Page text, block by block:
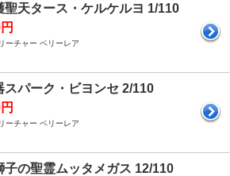
聖天タース・ケルケルヨ 1/110
ーチャー ベリーレア
スパーク・ビヨンセ 2/110
ーチャー ベリーレア
子の聖霊ムッタメガス 12/110